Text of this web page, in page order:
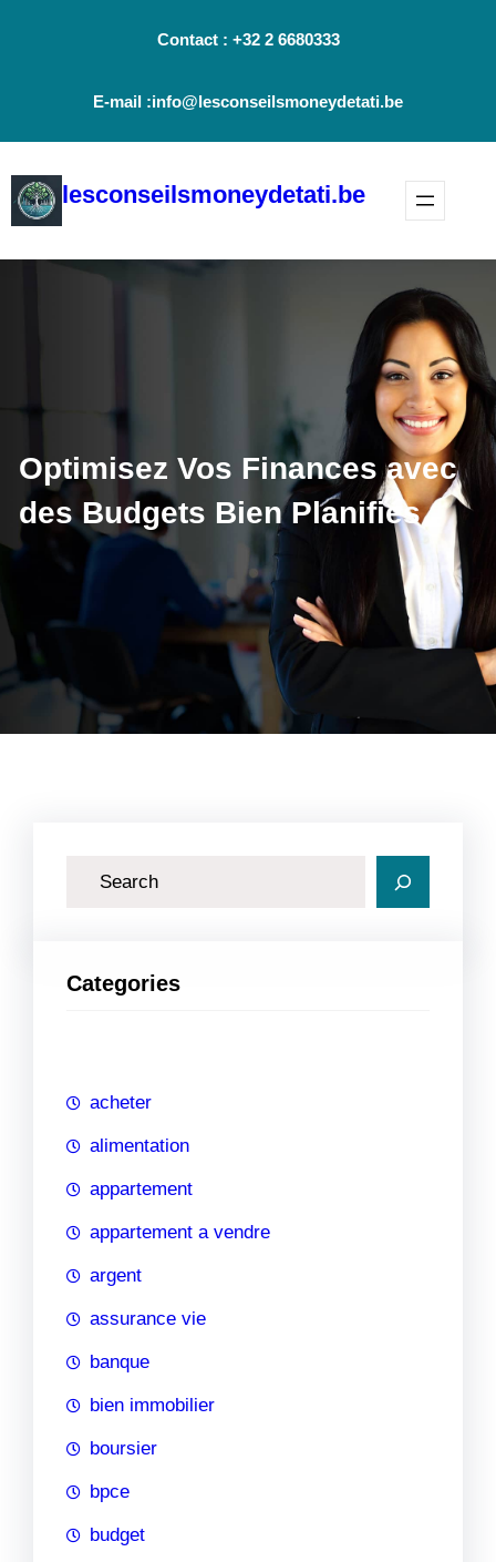
Contact : +32 2 6680333
E-mail :info@lesconseilsmoneydetati.be
lesconseilsmoneydetati.be
Optimisez Vos Finances avec
des Budgets Bien Planifiés
h
Categories
acheter
alimentation
appartement
appartement a vendre
argent
assurance vie
banque
bien immobilier
boursier
bpce
budget